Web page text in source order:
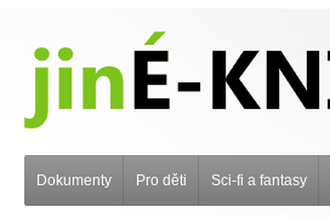
Dokumenty Pro děti Sci-fi a fantasy